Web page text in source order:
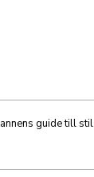
guide till stil